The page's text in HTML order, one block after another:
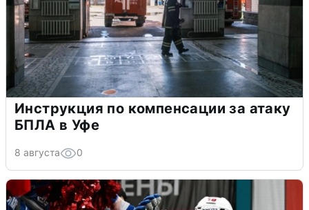
Инструкция по компенсации за атаку
БПЛА в Уфе
8 августа 0